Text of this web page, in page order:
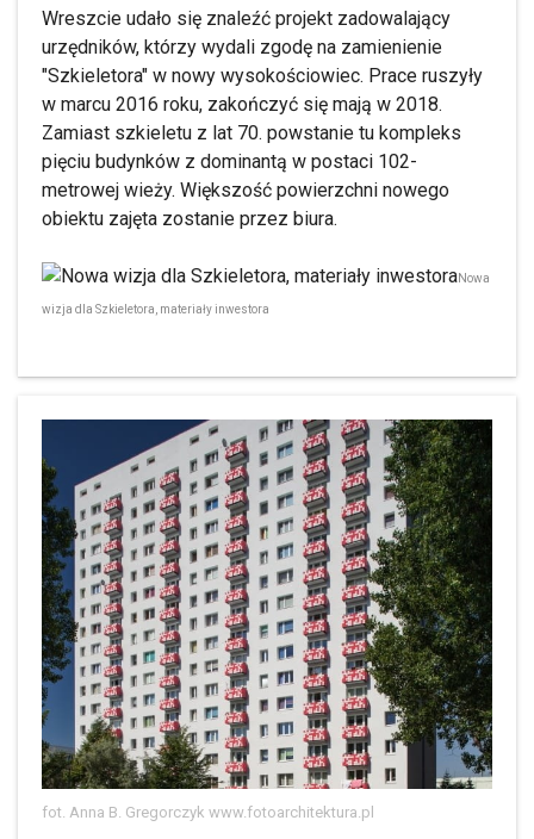
Wreszcie udało się znaleźć projekt zadowalający
urzędników, którzy wydali zgodę na zamienienie
"Szkieletora" w nowy wysokościowiec. Prace ruszyły
w marcu 2016 roku, zakończyć się mają w 2018.
Zamiast szkieletu z lat 70. powstanie tu kompleks
pięciu budynków z dominantą w postaci 102-
metrowej wieży. Większość powierzchni nowego
obiektu zajęta zostanie przez biura.
Nowa
wizja dla Szkieletora, materiały inwestora
fot. Anna B. Gregorczyk www.fotoarchitektura.pl